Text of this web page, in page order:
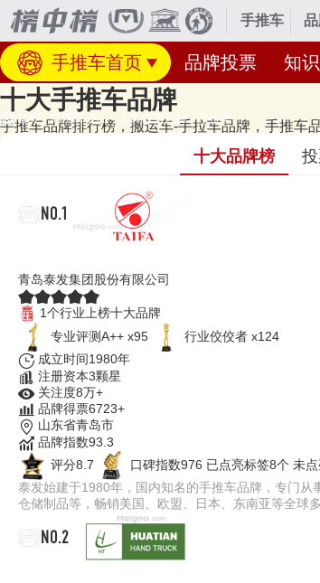
手推车
手推车首页 品牌投票 知
十大手推车品牌
手推车品牌排行榜，搬运车-手拉车品牌，手推车
发布啦！
牌名单的是口碑好或知名度高、有实力的品牌，排名不
首页 > 商用/工业品 > 工具/工具耗材 > 手推车
十大品牌榜
NO.1
青岛泰发集团股份有限公司
1个行业上榜十大品牌
专业​评测A++ x95
行业佼佼者 x124
成立时间1980年
注册资本3颗星
关注度8万+
品牌得票6723+
山东省青岛市
品牌指数93.3
评分8.7
口碑指数976 已点亮标签8个 未
泰发始建于1980年，国内知名的手推车品牌，专门
仓储制品等，畅销美国、欧盟、日本、东南亚等全球
NO.2